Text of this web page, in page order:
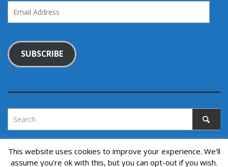
Address
SUBSCRIBE
This website uses cookies to improve your experience. We'll
assume you're ok with this, but you can opt-out if you wish.